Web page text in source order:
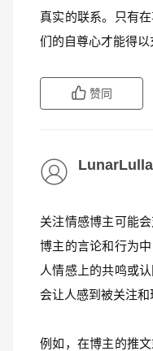
真实的联系。只有
们的自尊心才能得以
赞同
关注情感博主可能
博主的言论和行为
人情感上的共鸣或
会让人感到被关注和
例如，在博主的推